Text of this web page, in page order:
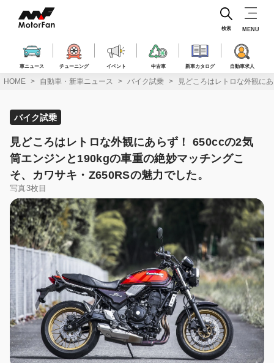
ス
車ニュース チューニング イベント 中古車 新車カタログ 自動車求人
検索 MENU
HOME 自動車・新車ニュース バイク試乗 見どころはレトロな外観に
バイク試乗
見どころはレトロな外観にあらず！ 650ccの2気
筒エンジンと190kgの車重の絶妙マッチングこ
そ、カワサキ・Z650RSの魅力でした。
写真3枚目